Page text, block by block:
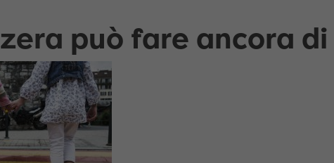
può fare ancora